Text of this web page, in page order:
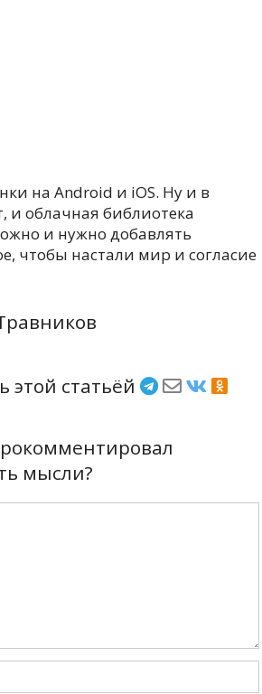
на Android и iOS. Ну и в
и облачная библиотека
и нужно добавлять
чтобы настали мир и согласие
этой статьёй
мысли?